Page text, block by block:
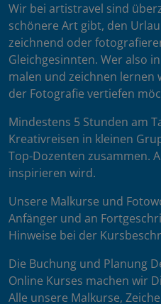
Wir bei artistravel sind
schönere Art gibt, den
zeichnend oder
Gleichgesinnten. Wer also
malen und zeichnen lernen
der Fotografie vertiefen
Mindestens 5 Stunden am
Kreativreisen in kleinen
Top-Dozenten zusammen.
inspirieren wird.
Unsere Malkurse und
Anfänger und an
Hinweise bei der
Die Buchung und Planung
Online Kurses machen wir
Alle unsere Malkurse,